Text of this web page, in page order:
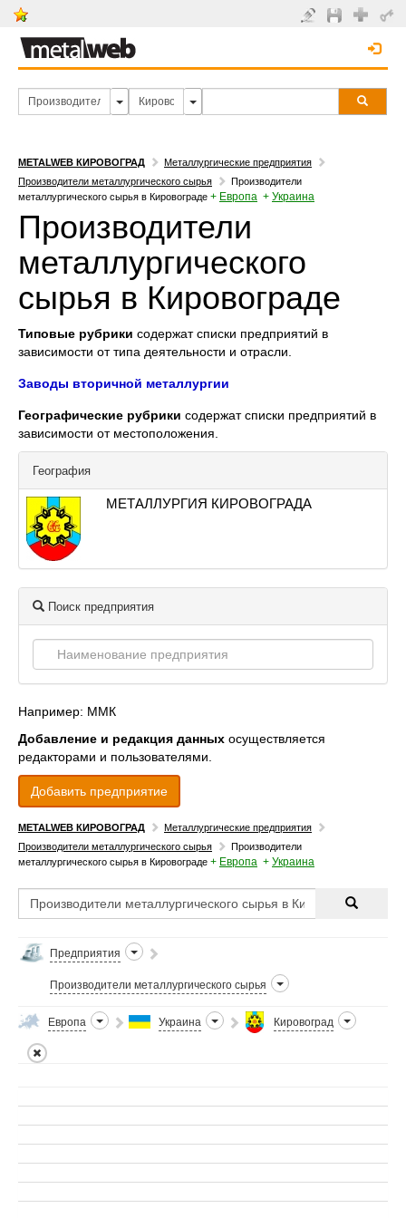
METALWEB КИРОВОГРАД
Металлургические предприятия
Производители металлургического сырья
Производители
металлургического сырья в Кировограде + Европа + Украина
Производители
металлургического
сырья в Кировограде
Типовые рубрики содержат списки предприятий в
зависимости от типа деятельности и отрасли.
Заводы вторичной металлургии
Географические рубрики содержат списки предприятий в
зависимости от местоположения.
География
МЕТАЛЛУРГИЯ КИРОВОГРАДА
Поиск предприятия
Например: ММК
Добавление и редакция данных осуществляется
редакторами и пользователями.
Добавить предприятие
METALWEB КИРОВОГРАД
Металлургические предприятия
Производители металлургического сырья
Производители
металлургического сырья в Кировограде + Европа + Украина
Предприятия
Производители металлургического сырья
Европа Украина Кировоград